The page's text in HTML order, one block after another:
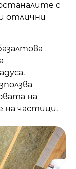
с
отлични
на
на частици.